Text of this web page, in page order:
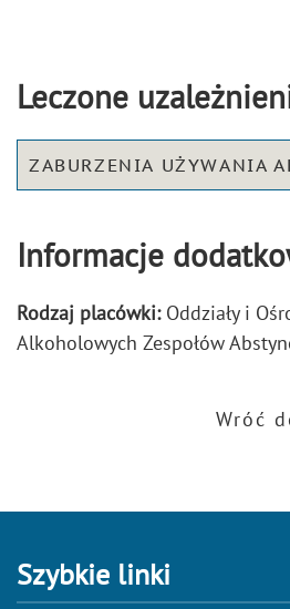
Leczone
ZABURZENIA UŻYWANIA
Informacje
Rodzaj placówki: Oddziały i
Alkoholowych Zespołów
Wróć
Szybkie linki